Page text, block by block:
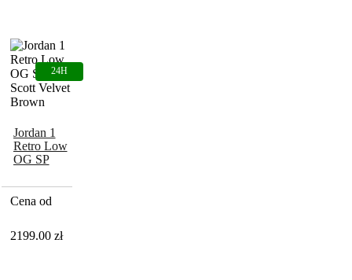
Jordan 1
Retro Low
OG SP
Velvet
Brown
Cena od
2199.00 zł